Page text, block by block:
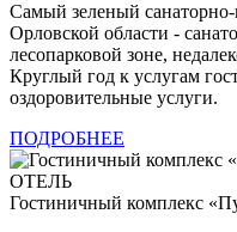
Самый зеленый
Орловской области -
лесопарковой зоне,
Круглый год к услугам
оздоровительные услуги.
ПОДРОБНЕЕ
ОТЕЛЬ
Гостиничный комплекс